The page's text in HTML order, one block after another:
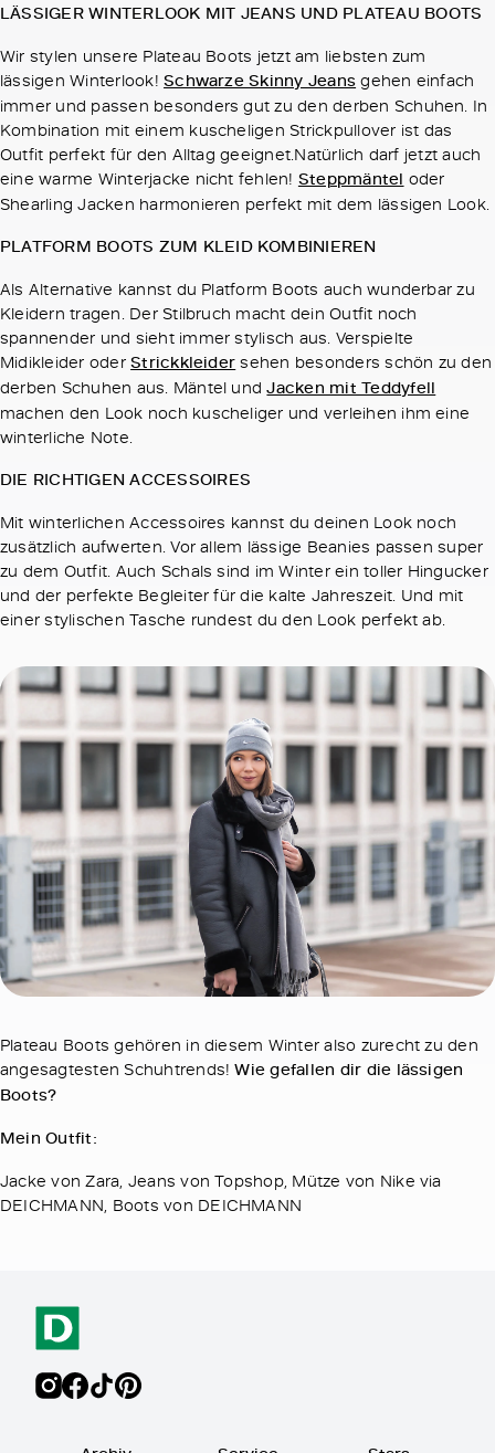
LÄSSIGER WINTERLOOK MIT JEANS UND PLATEAU BOOTS
Wir stylen unsere Plateau Boots jetzt am liebsten zum
lässigen Winterlook!Schwarze Skinny Jeans gehen einfach
immer und passen besonders gut zu den derben Schuhen. In
Kombination mit einem kuscheligen Strickpullover ist das
Outfit perfekt für den Alltag geeignet.Natürlich darf jetzt auch
eine warme Winterjacke nicht fehlen! Steppmäntel oder
Shearling Jacken harmonieren perfekt mit dem lässigen Look.
PLATFORM BOOTS ZUM KLEID KOMBINIEREN
Als Alternative kannst du Platform Boots auch wunderbar zu
Kleidern tragen. Der Stilbruch macht dein Outfit noch
spannender und sieht immer stylisch aus. Verspielte
Midikleider oderStrickkleider sehen besonders schön zu den
derben Schuhen aus. Mäntel undJacken mit Teddyfell
machen den Look noch kuscheliger und verleihen ihm eine
winterliche Note.
DIE RICHTIGEN ACCESSOIRES
Mit winterlichen Accessoires kannst du deinen Look noch
zusätzlich aufwerten. Vor allem lässige Beanies passen super
zu dem Outfit. Auch Schals sind im Winter ein toller Hingucker
und der perfekte Begleiter für die kalte Jahreszeit. Und mit
einer stylischen Tasche rundest du den Look perfekt ab.
Plateau Boots gehören in diesem Winter also zurecht zu den
angesagtesten Schuhtrends!Wie gefallen dir die lässigen
Boots?
Mein Outfit:
Jacke von Zara, Jeans von Topshop, Mütze von Nike via
DEICHMANN, Boots von DEICHMANN